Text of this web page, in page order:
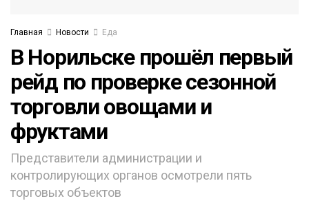
Главная Новости Еда
В Норильске прошёл первый
рейд по проверке сезонной
торговли овощами и
фруктами
Представители администрации и
контролирующих органов осмотрели пять
торговых объектов